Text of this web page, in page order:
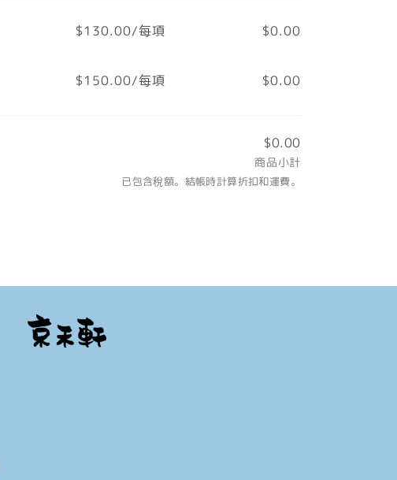
$130.00/每項 $0.00
$150.00/每項
$0.00
$0.00
商品小計
已包含稅額。結帳時計算折扣和運費。